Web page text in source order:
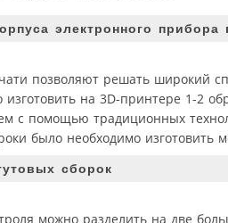
электронного прибора
позволяют решать широкий
на 3D-принтере 1-2
с помощью традиционных
было необходимо изготовить
сборок
можно разделить на две